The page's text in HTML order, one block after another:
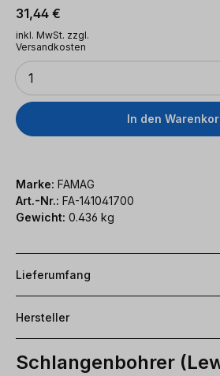
Regulärer Preis:
31,44 €
inkl. MwSt. zzgl.
Versandkosten
Anzahl
1
In den
Marke: FAMAG
Art.-Nr.: FA-141041700
Gewicht: 0.436 kg
Lieferumfang
Hersteller
Schlangenbohrer